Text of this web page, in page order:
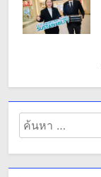
ค้นหา
สำหรับ: